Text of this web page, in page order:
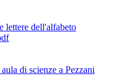
lettere dell'alfabeto
di scienze a Pezzani